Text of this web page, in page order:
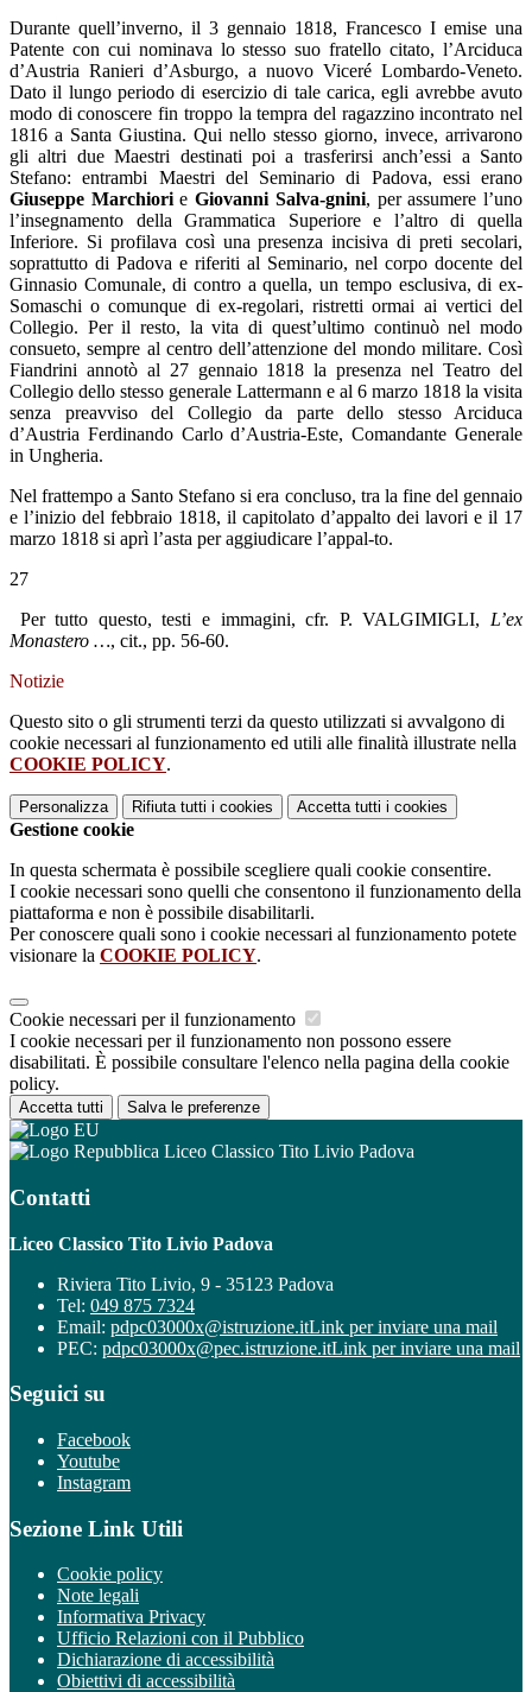
Durante quell’inverno, il 3 gennaio 1818, Francesco I emise una
Patente con cui nominava lo stesso suo fratello citato, l’Arciduca
d’Austria Ranieri d’Asburgo, a nuovo Viceré Lombardo-Veneto.
Dato il lungo periodo di esercizio di tale carica, egli avrebbe avuto
modo di conoscere fin troppo la tempra del ragazzino incontrato nel
1816 a Santa Giustina. Qui nello stesso giorno, invece, arrivarono
gli altri due Maestri destinati poi a trasferirsi anch’essi a Santo
Stefano: entrambi Maestri del Seminario di Padova, essi erano
Giuseppe MarchiorieGiovanni Salva-gnini, per assumere l’uno
l’insegnamento della Grammatica Superiore e l’altro di quella
Inferiore. Si profilava così una presenza incisiva di preti secolari,
soprattutto di Padova e riferiti al Seminario, nel corpo docente del
Ginnasio Comunale, di contro a quella, un tempo esclusiva, di ex-
Somaschi o comunque di ex-regolari, ristretti ormai ai vertici del
Collegio. Per il resto, la vita di quest’ultimo continuò nel modo
consueto, sempre al centro dell’attenzione del mondo militare. Così
Fiandrini annotò al 27 gennaio 1818 la presenza nel Teatro del
Collegio dello stesso generale Lattermann e al 6 marzo 1818 la visita
senza preavviso del Collegio da parte dello stesso Arciduca
d’Austria Ferdinando Carlo d’Austria-Este, Comandante Generale
in Ungheria.
Nel frattempo a Santo Stefano si era concluso, tra la fine del gennaio
e l’inizio del febbraio 1818, il capitolato d’appalto dei lavori e il 17
marzo 1818 si aprì l’asta per aggiudicare l’appal-to.
27
Per tutto questo, testi e immagini, cfr. P. VALGIMIGLI, L’ex
Monastero …, cit., pp. 56-60.
Notizie
Questo sito o gli strumenti terzi da questo utilizzati si avvalgono di
cookie necessari al funzionamento ed utili alle finalità illustrate nella
COOKIE POLICY.
Personalizza Rifiuta tutti i cookies Accetta tutti i cookies
Gestione cookie
In questa schermata è possibile scegliere quali cookie consentire.
I cookie necessari sono quelli che consentono il funzionamento della
piattaforma e non è possibile disabilitarli.
Per conoscere quali sono i cookie necessari al funzionamento potete
visionare la COOKIE POLICY.
Cookie necessari per il funzionamento
I cookie necessari per il funzionamento non possono essere
disabilitati. È possibile consultare l'elenco nella pagina della cookie
policy.
Accetta tutti Salva le preferenze
Liceo Classico Tito Livio Padova
Contatti
Liceo Classico Tito Livio Padova
Riviera Tito Livio, 9 - 35123 Padova
Tel: 049 875 7324
Email: pdpc03000x@istruzione.itLink per inviare una mail
PEC: pdpc03000x@pec.istruzione.itLink per inviare una mail
Seguici su
Facebook
Youtube
Instagram
Sezione Link Utili
Cookie policy
Note legali
Informativa Privacy
Ufficio Relazioni con il Pubblico
Dichiarazione di accessibilità
Obiettivi di accessibilità